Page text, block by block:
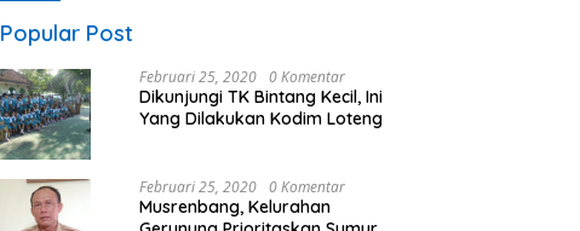
Popular Post
Februari 25, 2020 0 Komentar
Dikunjungi TK Bintang Kecil, Ini
Yang Dilakukan Kodim Loteng
Februari 25, 2020 0 Komentar
Musrenbang, Kelurahan